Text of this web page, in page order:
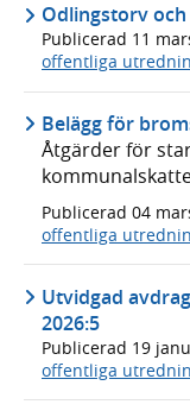
Odlingstorv och
Publicerad 11
offentliga
Belägg för
Åtgärder för
Publicerad 04
offentliga
Utvidgad
2026:5
Publicerad 19
offentliga